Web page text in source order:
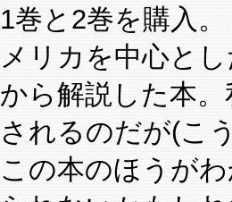
1巻と2巻を購入
メリカを中心と
から解説した本
されるのだが(こ
この本のほうが